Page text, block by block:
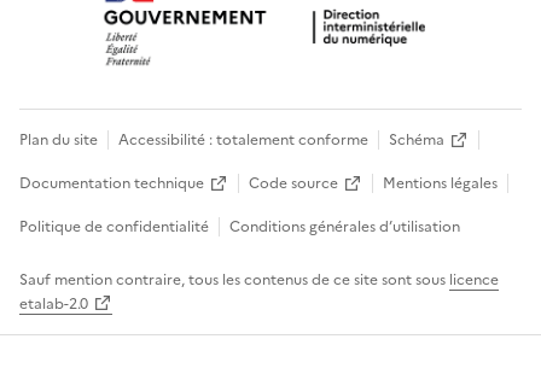
Plan du site Accessibilité : totalement conforme
Schéma
Documentation technique
Code source
Mentions légales
Politique de confidentialité
Conditions générales d’utilisation
Sauf mention contraire, tous les contenus de ce site sont sous licence
etalab-2.0